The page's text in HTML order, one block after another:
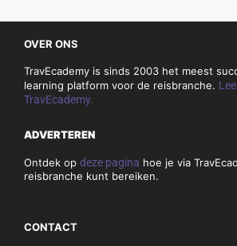
OVER ONS
TravEcademy is sinds 2003 het meest
learning platform voor de reisbranche.
TravEcademy.
ADVERTEREN
Ontdek op deze pagina hoe je via
reisbranche kunt bereiken.
CONTACT